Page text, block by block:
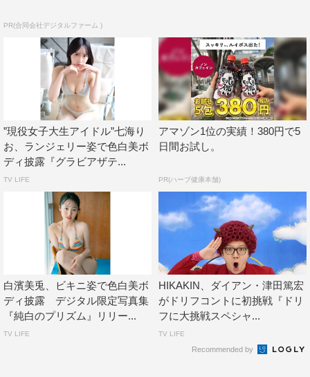
PR(合同会社デジタルファーム )
”現役女子大生アイドル”七海り
お、ランジェリー姿で色白美ボ
ディ披露『グラビアザテ...
TV LIFE
アマゾン1位の実績！380円で5
日間お試し。
PR(ハーブ健康本舗)
白濱美兎、ビキニ姿で色白美ボ
ディ披露 デジタル限定写真集
『純白のプリズム』リリー...
TV LIFE
HIKAKIN、ダイアン・津田篤宏
がドリフコントに初挑戦『ドリ
フに大挑戦スペシャ...
TV LIFE
Recommended by